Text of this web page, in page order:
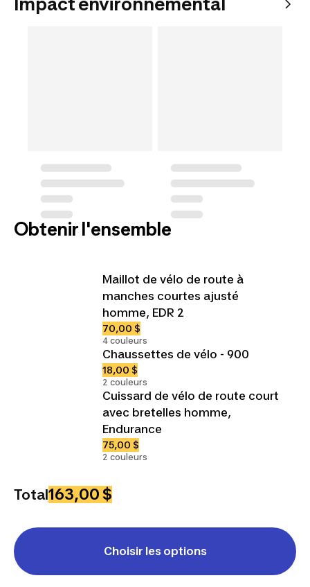
Obtenir l'ensemble
Maillot de vélo de route à
manches courtes ajusté
homme, EDR 2
70,00 $
4 couleurs
Chaussettes de vélo - 900
18,00 $
2 couleurs
Cuissard de vélo de route court
avec bretelles homme,
Endurance
75,00 $
2 couleurs
Total163,00 $
Choisir les options